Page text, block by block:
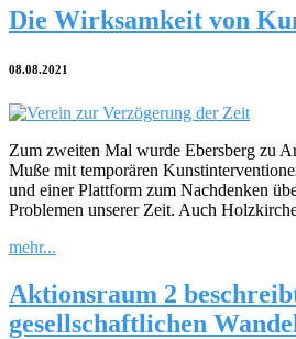
Die Wirksamkeit von
08.08.2021
Zum zweiten Mal wurde Ebersberg zu
Muße mit temporären
und einer Plattform zum Nachdenken
Problemen unserer Zeit. Auch
mehr...
Aktionsraum 2
gesellschaftlichen